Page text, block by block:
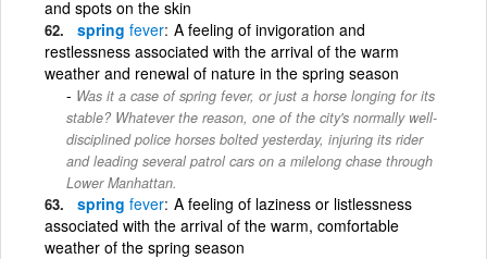
and spots on the skin
spring fever A feeling of invigoration and
restlessness associated with the arrival of the warm
weather and renewal of nature in the spring season
Was it a case of spring fever, or just a horse longing for its
stable? Whatever the reason, one of the city's normally well-
disciplined police horses bolted yesterday, injuring its rider
and leading several patrol cars on a milelong chase through
Lower Manhattan.
spring fever A feeling of laziness or listlessness
associated with the arrival of the warm, comfortable
weather of the spring season